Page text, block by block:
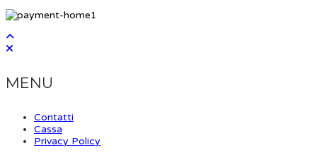
MENU
Contatti
Cassa
Privacy Policy